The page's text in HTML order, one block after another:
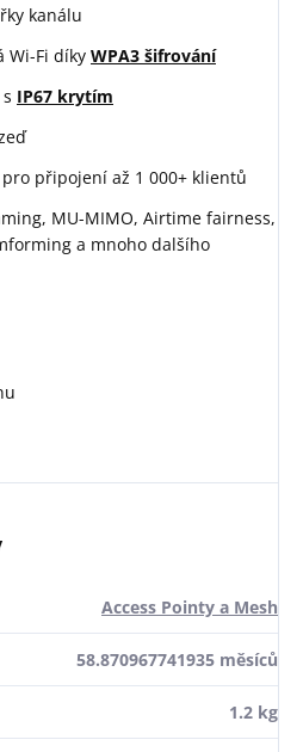
kanálu
Wi-Fi díky WPA3 šifrování
IP67 krytím
připojení až 1 000+ klientů
MU-MIMO, Airtime fairness,
a mnoho dalšího
Access Pointy a Mesh
58.870967741935 měsíců
1.2 kg